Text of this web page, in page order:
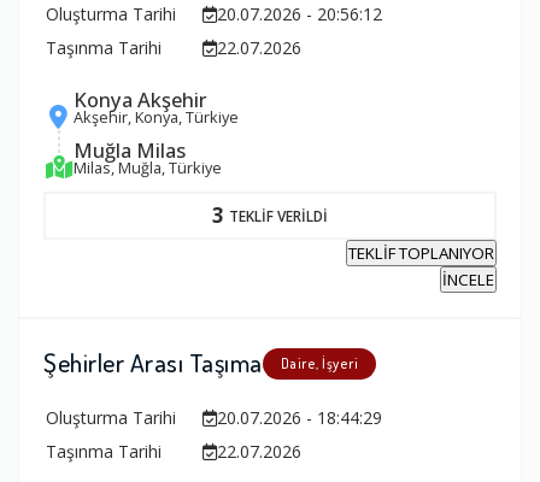
Oluşturma Tarihi
20.07.2026 - 20:56:12
Taşınma Tarihi
22.07.2026
Konya Akşehir
Akşehir, Konya, Türkiye
Muğla Milas
Milas, Muğla, Türkiye
3 TEKLİF VERİLDİ
TEKLİF TOPLANIYOR
İNCELE
Şehirler Arası Taşıma Daire, İşyeri
Oluşturma Tarihi
20.07.2026 - 18:44:29
Taşınma Tarihi
22.07.2026